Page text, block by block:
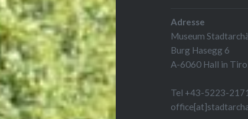
Adresse
Museum
Burg Hasegg 6
A-6060 Hall in
Tel +43-5223-